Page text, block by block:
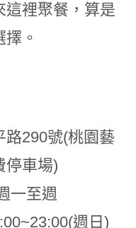
這裡聚餐，算是
擇 。
路290號(桃園藝
停車場)
一至週
週日)